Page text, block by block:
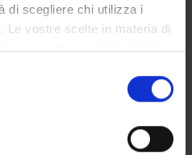
di scegliere chi utilizza i
Le vostre scelte in materia di
su questa proprietà digitale
consenso in qualsiasi
sui cookie o facendo clic